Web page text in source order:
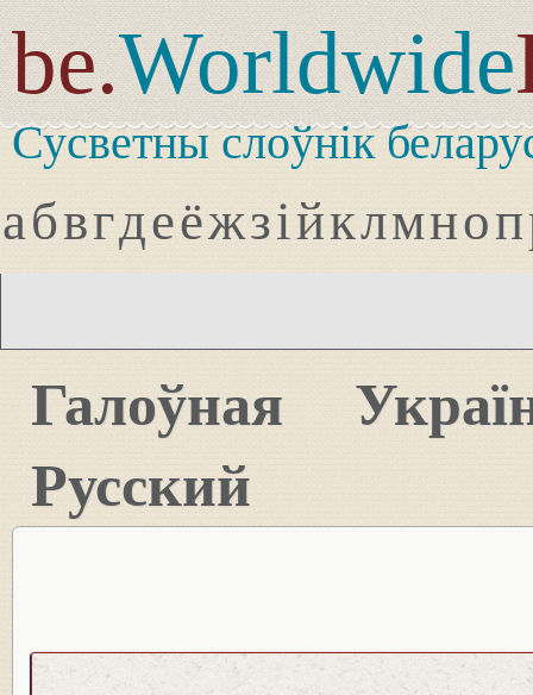
be.Worldwide
Сусветны слоўнік
абвгдеёжзійклмноп
Галоўная
Русский